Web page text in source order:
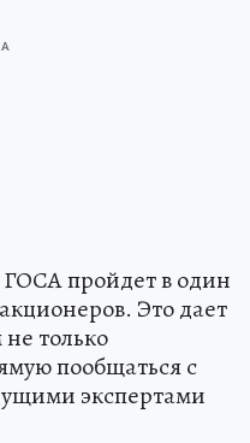
пройдет в один
Это дает
только
пообщаться с
экспертами